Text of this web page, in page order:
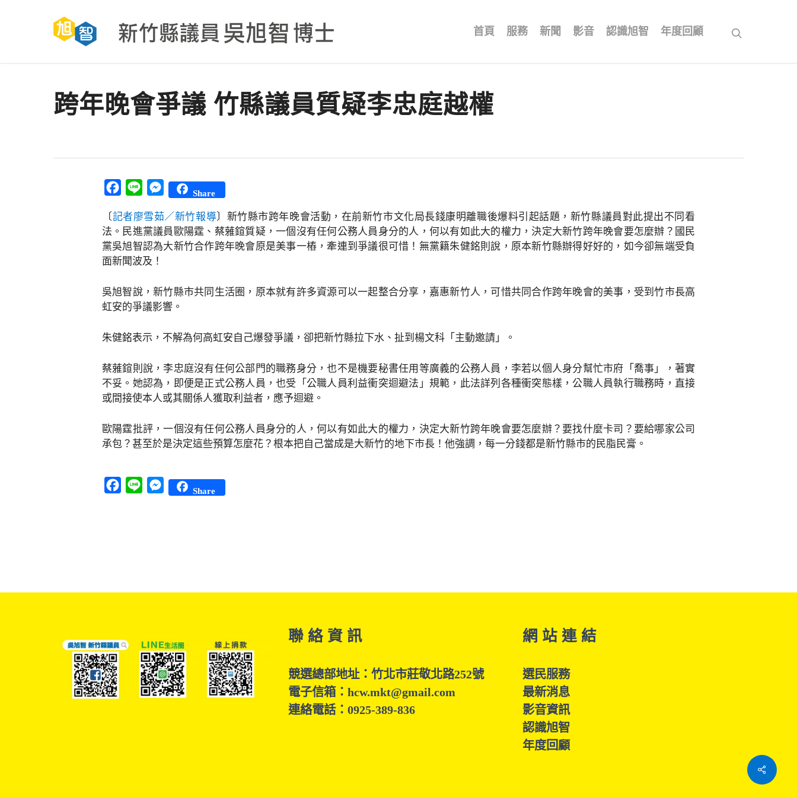
首頁 服務 新聞 影音 認識旭智 年度回顧
跨年晚會爭議 竹縣議員質疑李忠庭越權
Facebook
Line Messenger
Share
〔記者廖雪茹／新竹報導〕新竹縣市跨年晚會活動，在前新竹市文化局長錢康明離職後爆料引起話題，新竹縣議員對此提出不同看
法。民進黨議員歐陽霆、蔡蕥鍹質疑，一個沒有任何公務人員身分的人，何以有如此大的權力，決定大新竹跨年晚會要怎麼辦？國民
黨吳旭智認為大新竹合作跨年晚會原是美事一樁，牽連到爭議很可惜！無黨籍朱健銘則說，原本新竹縣辦得好好的，如今卻無端受負
面新聞波及！
吳旭智說，新竹縣市共同生活圈，原本就有許多資源可以一起整合分享，嘉惠新竹人，可惜共同合作跨年晚會的美事，受到竹市長高
虹安的爭議影響。
朱健銘表示，不解為何高虹安自己爆發爭議，卻把新竹縣拉下水、扯到楊文科「主動邀請」。
蔡蕥鍹則說，李忠庭沒有任何公部門的職務身分，也不是機要秘書任用等廣義的公務人員，李若以個人身分幫忙市府「喬事」，著實
不妥。她認為，即便是正式公務人員，也受「公職人員利益衝突迴避法」規範，此法詳列各種衝突態樣，公職人員執行職務時，直接
或間接使本人或其關係人獲取利益者，應予迴避。
歐陽霆批評，一個沒有任何公務人員身分的人，何以有如此大的權力，決定大新竹跨年晚會要怎麼辦？要找什麼卡司？要給哪家公司
承包？甚至於是決定這些預算怎麼花？根本把自己當成是大新竹的地下市長！他強調，每一分錢都是新竹縣市的民脂民膏。
Facebook
Line Messenger
Share
聯 絡 資 訊
競選總部地址：竹北市莊敬北路252號
電子信箱：hcw.mkt@gmail.com
連絡電話：0925-389-836
網 站 連 結
選民服務
最新消息
影音資訊
認識旭智
年度回顧